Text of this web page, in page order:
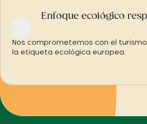
Enfoque ecológico
Nos comprometemos con el
la etiqueta ecológica europea.